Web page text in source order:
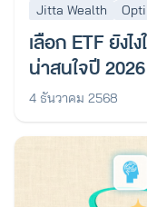
Jitta Wealth
เลือก ETF ยังไ
น่าสนใจปี 2026
4 ธันวาคม 2568